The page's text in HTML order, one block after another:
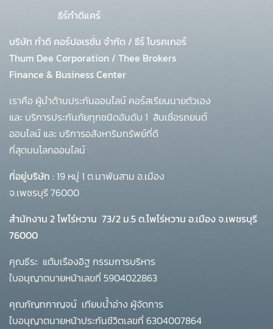
ธีร์ทำดีแคร์
บริษัท ทำดี คอร์ปอเรชั่น จำกัด / ธีร์ โบรคเกอร์
Thum Dee Corporation / Thee Brokers
Finance & Business Center
เราคือ ผู้นำด้านประกันออนไลน์ คอร์สเรียนนายตัวเอง
และ บริการประกันภัยทุกชนิดอันดับ 1 สินเชื่อรถยนต์
ออนไลน์ และ บริการอสังหาริมทรัพย์ที่ดี
ที่สุดบนโลกออนไลน์
ที่อยู่บริษัท : 19 หมู่ 1 ต.นาพันสาม อ.เมือง
จ.เพชรบุรี 76000
สำนักงาน 2 โพโร่หวาน 73/2 ม.5 ต.โพไร่หวาน อ.เมือง จ.เพชรบุรี
76000
คุณธีระ แต้มเรืองอิฐ กรรมการบริหาร
ใบอนุญาตนายหน้าเลขที่ 5904022863
คุณกัญทกาญจน์ เทียบน้ำอ่าง ผู้จัดการ
ใบอนุญาตนายหน้าประกันชีวิตเลขที่ 6304007864